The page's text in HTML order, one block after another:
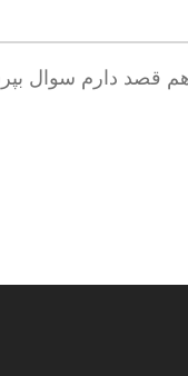
هم قصد دارم سوال